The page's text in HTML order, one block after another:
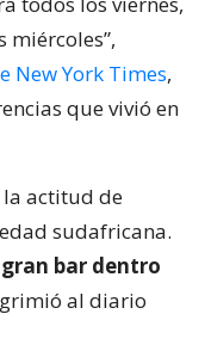
miércoles”,
New York Times,
que vivió en
la actitud de
sudafricana.
bar dentro
al diario